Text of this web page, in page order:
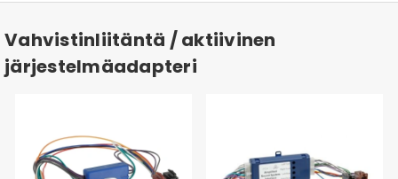
Vahvistinliitäntä / aktiivinen
järjestelmäadapteri